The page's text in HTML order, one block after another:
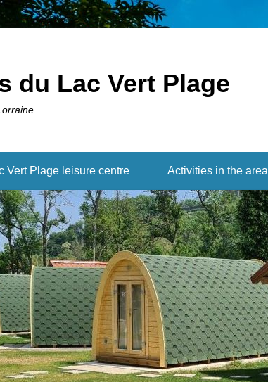
du Lac Vert Plage
Vert Plage leisure centre Activities in the area